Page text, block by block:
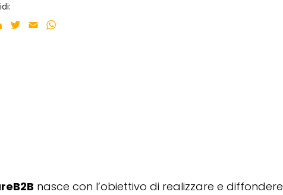
LinkedInTwitter
Email
nasce con l’obiettivo di realizzare e diffondere